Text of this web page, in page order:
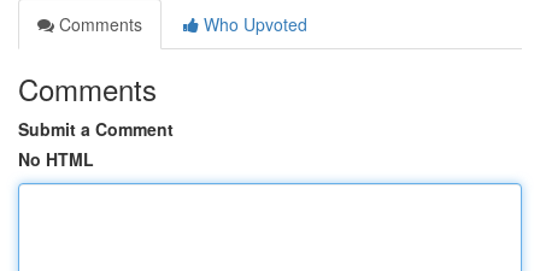
Comments
Who Upvoted
Comments
Submit a Comment
No HTML